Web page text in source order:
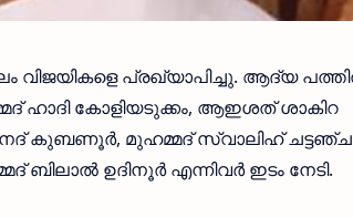
പ്രഖ്യാപിച്ചു. ആദ്യ
ഹാദി കോളിയടുക്കം, ആഇശത് ശാകിറ
കുബണൂർ, മുഹമ്മദ് സ്വാലിഹ്
ബിലാൽ ഉദിനൂർ എന്നിവർ ഇടം നേടി.